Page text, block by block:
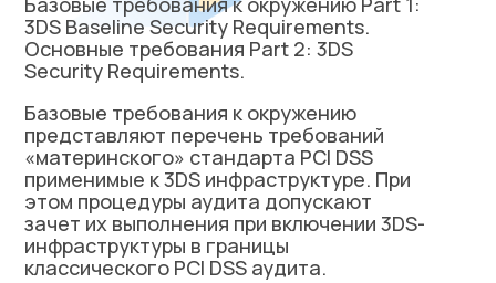
3DS Baseline Security Requirements.
Основные требования Part 2: 3DS
Security Requirements.
Базовые требования к окружению
представляют перечень требований
«материнского» стандарта PCI DSS
применимые к 3DS инфраструктуре. При
этом процедуры аудита допускают
зачет их выполнения при включении 3DS-
инфраструктуры в границы
классического PCI DSS аудита.